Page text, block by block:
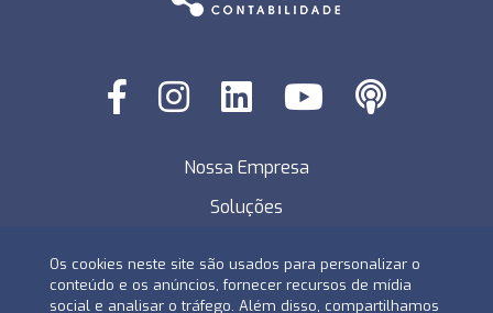
Os cookies neste site são usados ​​para personalizar o
conteúdo e os anúncios, fornecer recursos de mídia
social e analisar o tráfego. Além disso, compartilhamos
Nossa Empresa
Soluções
Blog